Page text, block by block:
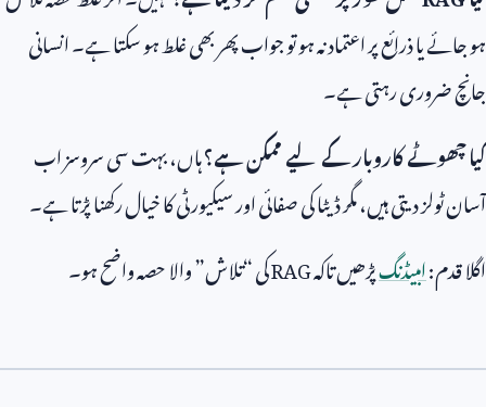
ہو جائے یا ذرائع پر اعتماد نہ ہو تو جواب پھر بھی غلط ہو سکتا ہے۔ انسانی
جانچ ضروری رہتی ہے۔
کیا چھوٹے کاروبار کے لیے ممکن ہے؟ہاں، بہت سی سروسز اب
آسان ٹولز دیتی ہیں، مگر ڈیٹا کی صفائی اور سیکیورٹی کا خیال رکھنا پڑتا ہے۔
اگلا قدم:امبیڈنگپڑھیں تاکہRAGکی “تلاش” والا حصہ واضح ہو۔